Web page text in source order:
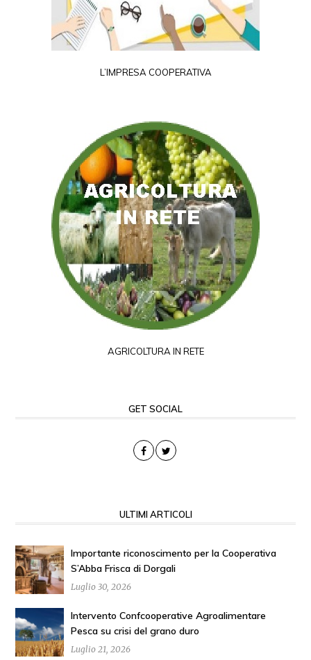
L’IMPRESA COOPERATIVA
AGRICOLTURA IN RETE
GET SOCIAL
ULTIMI ARTICOLI
Importante riconoscimento per la Cooperativa
S’Abba Frisca di Dorgali
Luglio 30, 2026
Intervento Confcooperative Agroalimentare
Pesca su crisi del grano duro
Luglio 21, 2026